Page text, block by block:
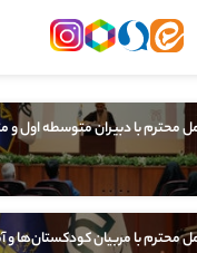
محترم با دبیران متوسطه اول
محترم با مربیان کودکستان‌ها و